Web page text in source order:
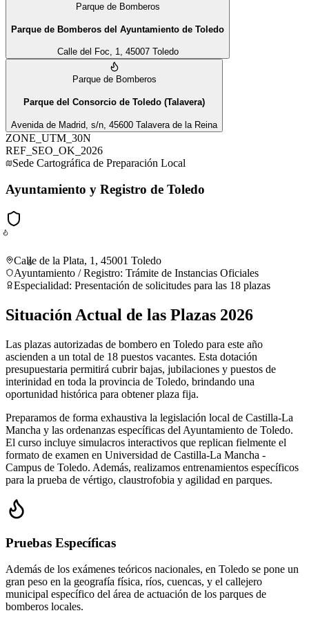
Parque de Bomberos
Parque de Bomberos del Ayuntamiento de Toledo
Calle del Foc, 1, 45007 Toledo
Parque de Bomberos
Parque del Consorcio de Toledo (Talavera)
Avenida de Madrid, s/n, 45600 Talavera de la Reina
ZONE_UTM_30N
REF_SEO_OK_2026
Sede Cartográfica de Preparación Local
Ayuntamiento y Registro de Toledo
Calle de la Plata, 1, 45001 Toledo
Ayuntamiento / Registro: Trámite de Instancias Oficiales
Especialidad: Presentación de solicitudes para las 18 plazas
Situación Actual de las Plazas 2026
Las plazas autorizadas de bombero en Toledo para este año
ascienden a un total de 18 puestos vacantes. Esta dotación
presupuestaria permitirá cubrir bajas, jubilaciones y puestos de
interinidad en toda la provincia de Toledo, brindando una
oportunidad histórica para obtener plaza fija.
Preparamos de forma exhaustiva la legislación local de Castilla-La
Mancha y las ordenanzas específicas del Ayuntamiento de Toledo.
El curso incluye simulacros interactivos que replican fielmente el
formato de examen en Universidad de Castilla-La Mancha -
Campus de Toledo. Además, realizamos entrenamientos específicos
para la prueba de vértigo, claustrofobia y agilidad en parques.
Pruebas Específicas
Además de los exámenes teóricos nacionales, en Toledo se pone un
gran peso en la geografía física, ríos, cuencas, y el callejero
municipal específico del área de actuación de los parques de
bomberos locales.